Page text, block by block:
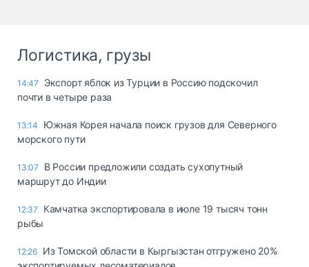
Логистика, грузы
14:47
Экспорт яблок из Турции в Россию подскочил
почти в четыре раза
13:14
Южная Корея начала поиск грузов для Северного
морского пути
13:07
В России предложили создать сухопутный
маршрут до Индии
12:37
Камчатка экспортировала в июле 19 тысяч тонн
рыбы
12:26 Из Томской области в Кыргызстан отгружено 20%